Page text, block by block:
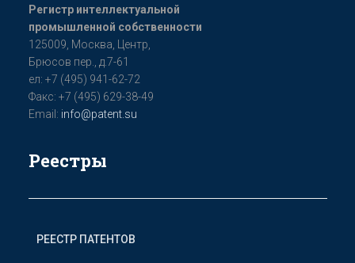
Регистр интеллектуальной
промышленной собственности
125009, Мoсква, Цeнтр,
Бpюсoв пер., д.7-61
ел: +7 (495) 941-62-72
Факс: +7 (495) 629-38-49
Email: info@patent.su
Реестры
РЕЕСТР ПАТЕНТОВ